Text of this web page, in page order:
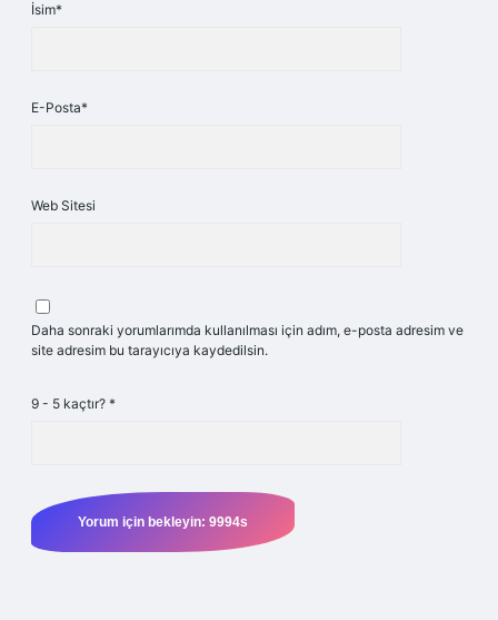
İsim*
E-Posta*
Web Sitesi
Daha sonraki yorumlarımda kullanılması için adım, e-posta adresim ve
site adresim bu tarayıcıya kaydedilsin.
9 - 5 kaçtır? *